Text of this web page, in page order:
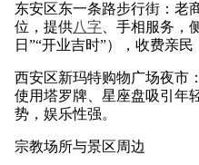
东安区东一条路步行街：老
位，提供八字 、手相服务，
日”“开业吉时”），收费亲民
西安区新玛特购物广场夜市
使用塔罗牌、星座盘吸引年
势，娱乐性强。
宗教场所与景区周边